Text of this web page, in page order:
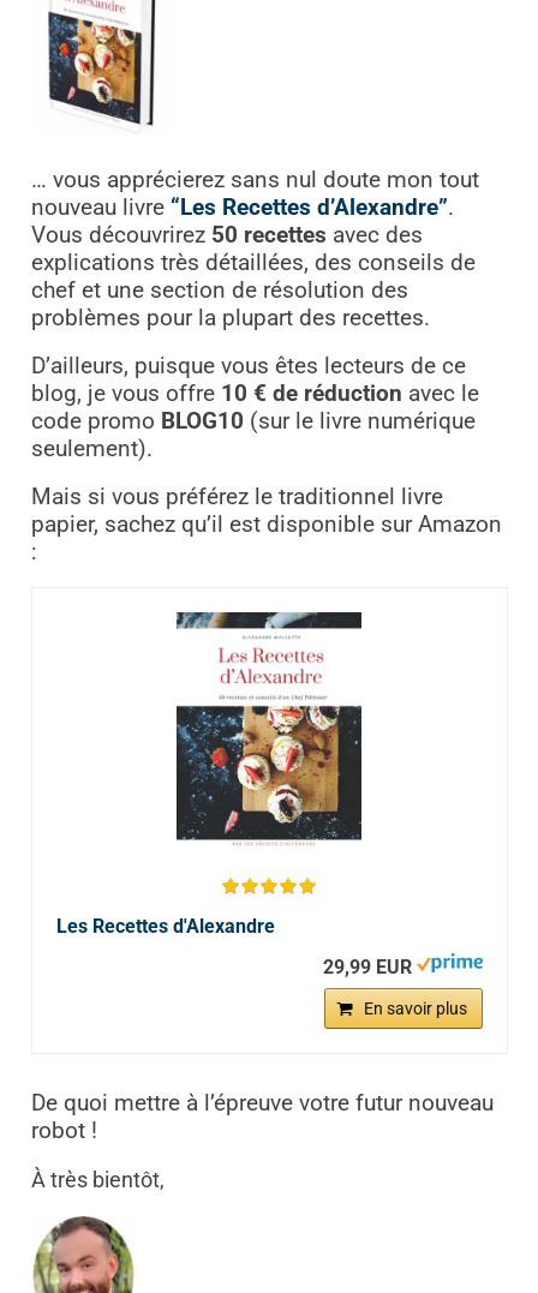
… vous apprécierez sans nul doute mon tout
nouveau livre “Les Recettes d’Alexandre”.
Vous découvrirez 50 recettes avec des
explications très détaillées, des conseils de
chef et une section de résolution des
problèmes pour la plupart des recettes.
D’ailleurs, puisque vous êtes lecteurs de ce
blog, je vous offre 10 € de réduction avec le
code promo BLOG10 (sur le livre numérique
seulement).
Mais si vous préférez le traditionnel livre
papier, sachez qu’il est disponible sur Amazon
:
Les Recettes d'Alexandre
29,99 EUR
En savoir plus
De quoi mettre à l’épreuve votre futur nouveau
robot !
À très bientôt,